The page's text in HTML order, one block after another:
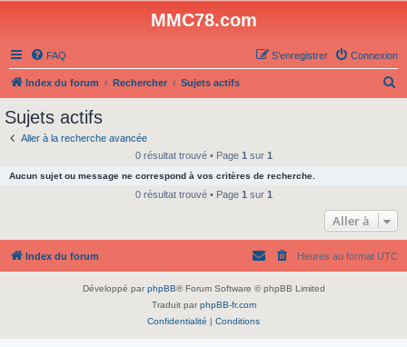
MMC78.com
FAQ Connexion
S’enregistrer
Index du forum Rechercher Sujets actifs
c
e
Sujets actifs
Aller à la recherche avancée
0 résultat trouvé • Page 1 sur 1
Aucun sujet ou message ne correspond à vos critères de recherche.
0 résultat trouvé • Page 1 sur 1
Aller à
Index du forum Heures au format UTC
Développé par phpBB® Forum Software © phpBB Limited
Traduit par phpBB-fr.com
Confidentialité | Conditions